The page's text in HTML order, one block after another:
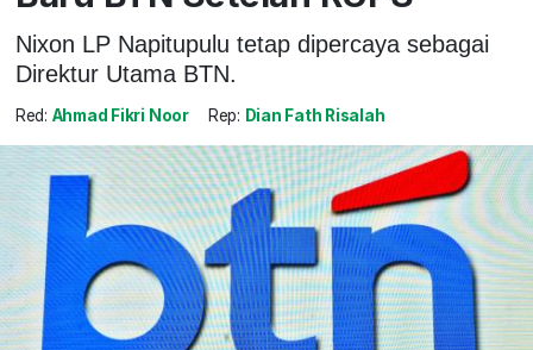
Nixon LP Napitupulu tetap dipercaya sebagai
Direktur Utama BTN.
Red: Ahmad Fikri Noor Rep: Dian Fath Risalah